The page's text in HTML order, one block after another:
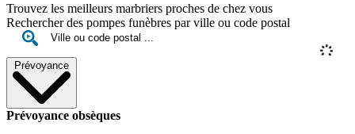
Trouvez les meilleurs marbriers proches de chez vous
Rechercher des pompes funèbres par ville ou code postal
Prévoyance
Prévoyance obsèques